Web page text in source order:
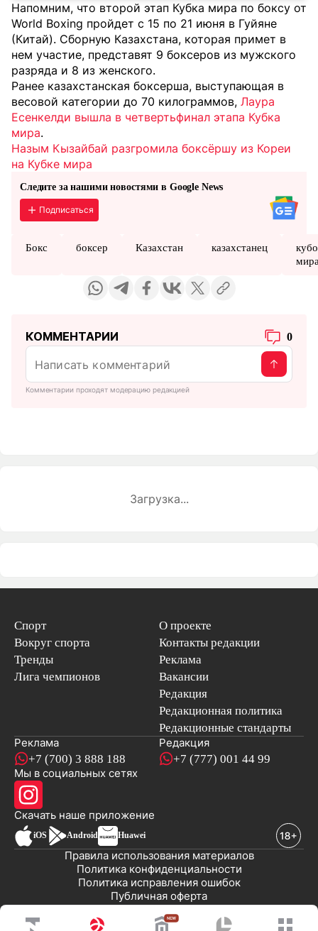
Напомним, что второй этап Кубка мира по боксу от
World Boxing пройдет с 15 по 21 июня в Гуйяне
(Китай). Сборную Казахстана, которая примет в
нем участие, представят 9 боксеров из мужского
разряда и 8 из женского.
Ранее казахстанская боксерша, выступающая в
весовой категории до 70 килограммов, Лаура
Есенкелди вышла в четвертьфинал этапа Кубка
мира.
Назым Кызайбай разгромила боксёршу из Кореи
на Кубке мира
Следите за нашими новостями в Google News
Подписаться
Бокс боксер Казахстан казахстанец
КОММЕНТАРИИ 0
Комментарии проходят модерацию редакцией
Загрузка...
Спорт
Вокруг спорта
Тренды
Лига чемпионов
О проекте
Контакты редакции
Реклама
Вакансии
Редакция
Редакционная политика
Редакционные стандарты
Реклама
+7 (700) 3 888 188
Редакция
+7 (777) 001 44 99
Мы в социальных сетях
Скачать наше приложениеновостей
iOS Android Huawei
Публичная оферта
Политика исправления ошибок
Политика конфиденциальности
Правила использования материалов